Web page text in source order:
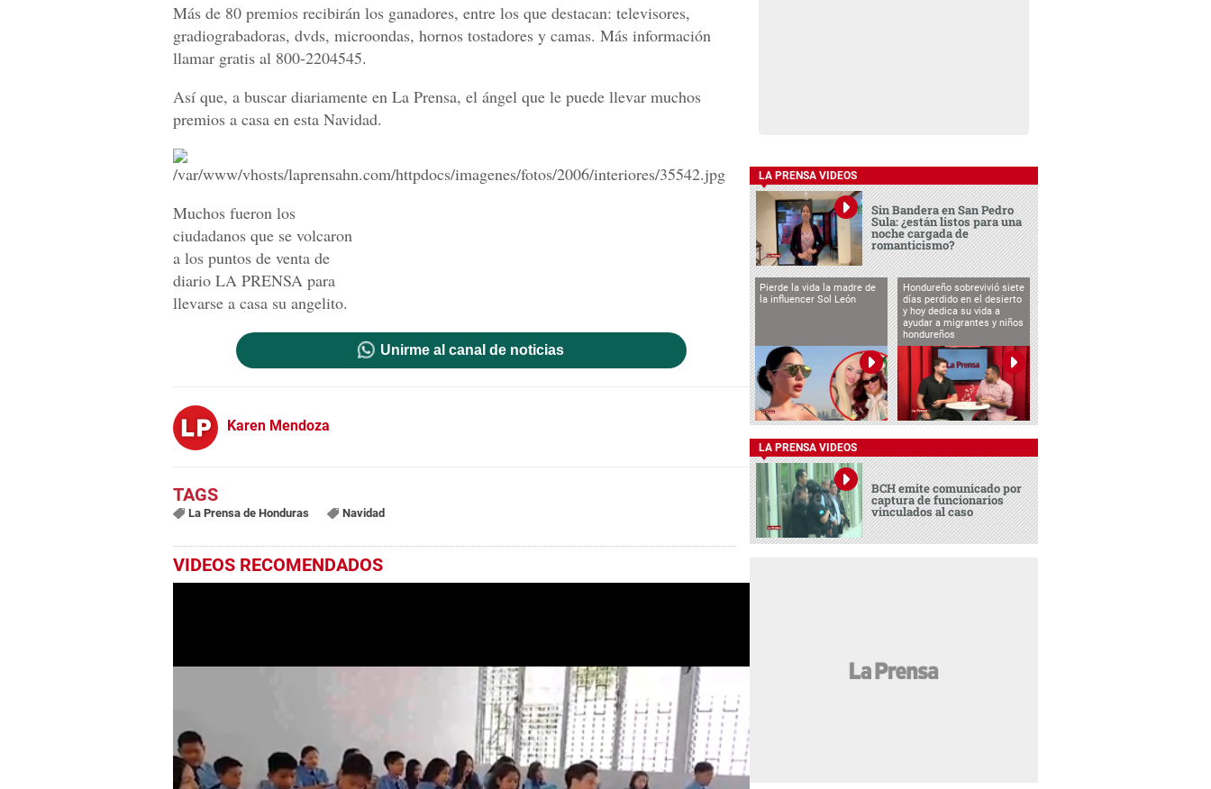
Más de 80 premios recibirán los ganadores, entre los que destacan: televisores,
gradiograbadoras, dvds, microondas, hornos tostadores y camas. Más información
llamar gratis al 800-2204545.
Así que, a buscar diariamente en La Prensa, el ángel que le puede llevar muchos
premios a casa en esta Navidad.
Muchos fueron los
ciudadanos que se volcaron
a los puntos de venta de
diario LA PRENSA para
llevarse a casa su angelito.
Unirme al canal de noticias
Karen Mendoza
La Prensa de Honduras Navidad
VIDEOS RECOMENDADOS
LA PRENSA VIDEOS
Sin Bandera en San Pedro
Sula: ¿están listos para una
noche cargada de
romanticismo?
Pierde la vida la madre de
la influencer Sol León
Hondureño sobrevivió siete
días perdido en el desierto
y hoy dedica su vida a
ayudar a migrantes y niños
hondureños
LA PRENSA VIDEOS
BCH emite comunicado por
captura de funcionarios
vinculados al caso